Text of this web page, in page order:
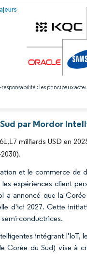
: les principaux
par Mordor
milliards USD en
et le commerce de
expériences client
a annoncé que la
d'ici 2027. Cette
conductrices.
intégrant l'IoT,
Corée du Sud) vise à